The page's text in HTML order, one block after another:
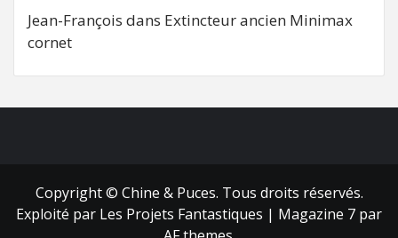
Jean-François dans Extincteur ancien Minimax
cornet
Copyright © Chine & Puces. Tous droits réservés.
Exploité par Les Projets Fantastiques | Magazine 7 par